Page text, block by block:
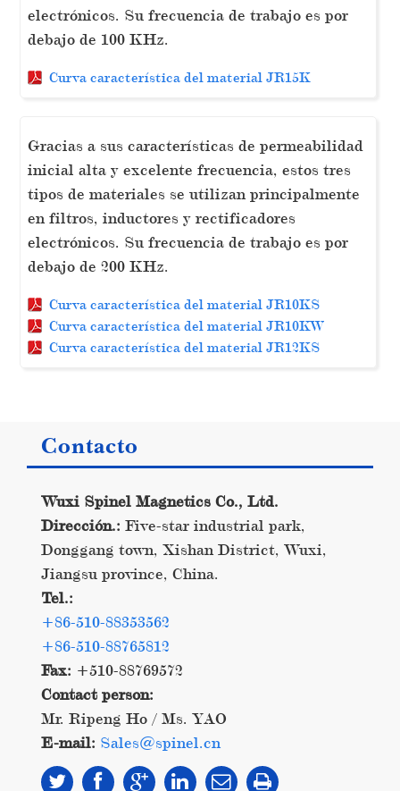
electrónicos. Su frecuencia de trabajo es por
debajo de 100 KHz.
Curva característica del material JR15K
Gracias a sus características de permeabilidad
inicial alta y excelente frecuencia, estos tres
tipos de materiales se utilizan principalmente
en filtros, inductores y rectificadores
electrónicos. Su frecuencia de trabajo es por
debajo de 200 KHz.
Curva característica del material JR10KS
Curva característica del material JR10KW
Curva característica del material JR12KS
Contacto
Wuxi Spinel Magnetics Co., Ltd.
Dirección.: Five-star industrial park,
Donggang town, Xishan District, Wuxi,
Jiangsu province, China.
Tel.:
+86-510-88353562
+86-510-88765812
Fax: +510-88769572
Contact person:
Mr. Ripeng Ho / Ms. YAO
E-mail: Sales@spinel.cn